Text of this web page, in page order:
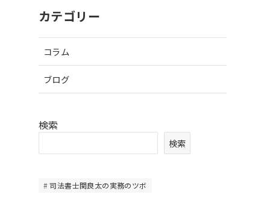
カテゴリー
コラム
ブログ
検索
検索
司法書士関良太の実務のツボ